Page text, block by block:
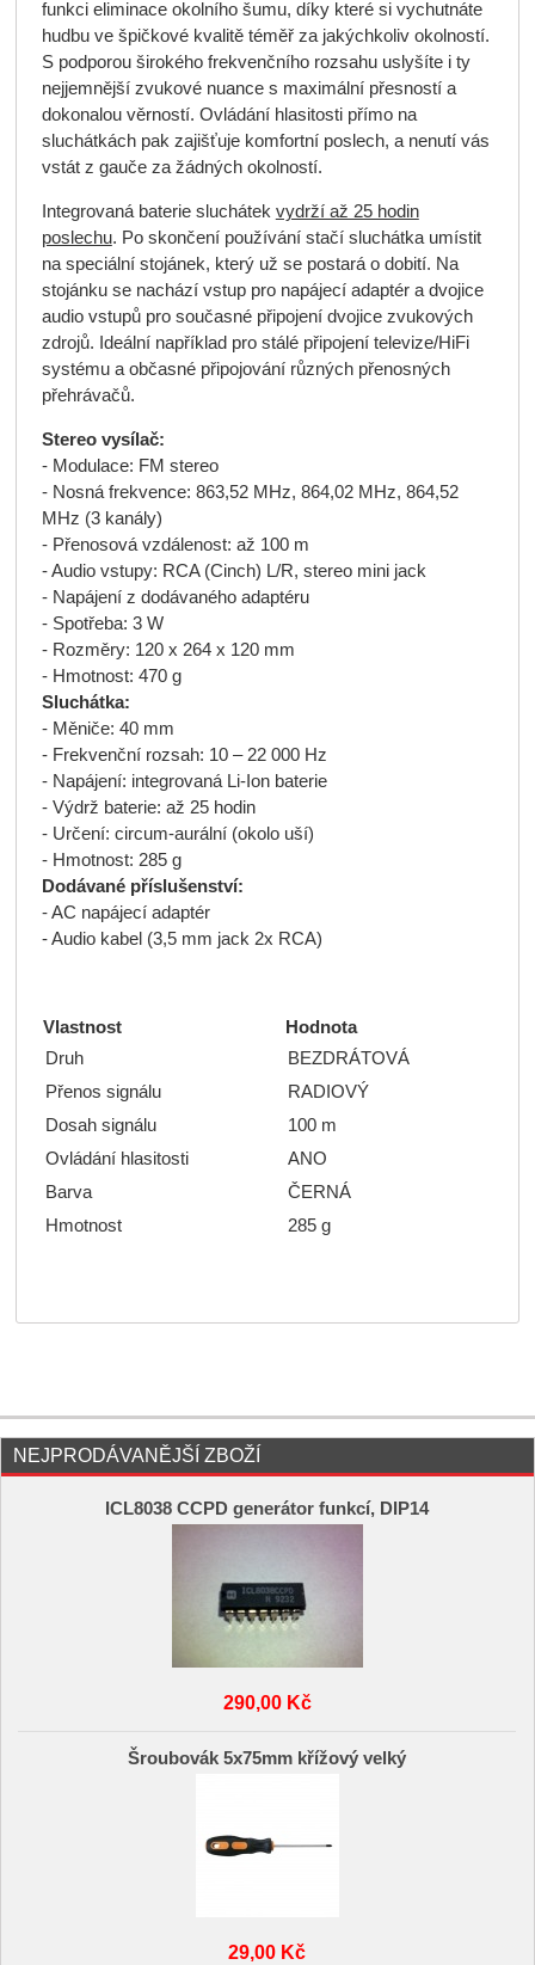
funkci eliminace okolního šumu, díky které si vychutnáte
hudbu ve špičkové kvalitě téměř za jakýchkoliv okolností.
S podporou širokého frekvenčního rozsahu uslyšíte i ty
nejjemnější zvukové nuance s maximální přesností a
dokonalou věrností. Ovládání hlasitosti přímo na
sluchátkách pak zajišťuje komfortní poslech, a nenutí vás
vstát z gauče za žádných okolností.
Integrovaná baterie sluchátek vydrží až 25 hodin
poslechu. Po skončení používání stačí sluchátka umístit
na speciální stojánek, který už se postará o dobití. Na
stojánku se nachází vstup pro napájecí adaptér a dvojice
audio vstupů pro současné připojení dvojice zvukových
zdrojů. Ideální například pro stálé připojení televize/HiFi
systému a občasné připojování různých přenosných
přehrávačů.
Stereo vysílač:
- Modulace: FM stereo
- Nosná frekvence: 863,52 MHz, 864,02 MHz, 864,52
MHz (3 kanály)
- Přenosová vzdálenost: až 100 m
- Audio vstupy: RCA (Cinch) L/R, stereo mini jack
- Napájení z dodávaného adaptéru
- Spotřeba: 3 W
- Rozměry: 120 x 264 x 120 mm
- Hmotnost: 470 g
Sluchátka:
- Měniče: 40 mm
- Frekvenční rozsah: 10 – 22 000 Hz
- Napájení: integrovaná Li-Ion baterie
- Výdrž baterie: až 25 hodin
- Určení: circum-aurální (okolo uší)
- Hmotnost: 285 g
Dodávané příslušenství:
- AC napájecí adaptér
- Audio kabel (3,5 mm jack 2x RCA)
Vlastnost
Hodnota
Druh
BEZDRÁTOVÁ
Přenos signálu
RADIOVÝ
Dosah signálu
100 m
Ovládání hlasitosti
ANO
Barva
ČERNÁ
Hmotnost
285 g
NEJPRODÁVANĚJŠÍ ZBOŽÍ
ICL8038 CCPD generátor funkcí, DIP14
290,00 Kč
Šroubovák 5x75mm křížový velký
29,00 Kč